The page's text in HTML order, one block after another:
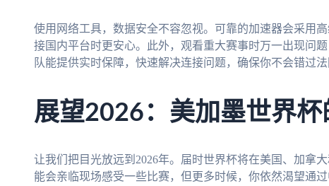
使用网络工具，数据安全不容忽视。可靠的加速器会采用
接国内平台时更安心。此外，观看重大赛事时万一出现问
队能提供实时保障，快速解决连接问题，确保你不会错过
展望2026：美加墨世界
让我们把目光放远到2026年。届时世界杯将在美国、加拿
能会亲临现场感受一些比赛，但更多时候，你依然渴望通